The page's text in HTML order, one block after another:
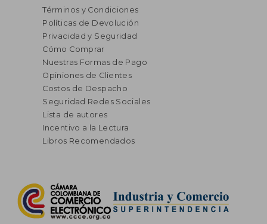
45% $ 153.074
$ 84.191
Términos y Condiciones
Políticas de Devolución
Privacidad y Seguridad
Cómo Comprar
Nuestras Formas de Pago
Opiniones de Clientes
Costos de Despacho
Seguridad Redes Sociales
Lista de autores
Incentivo a la Lectura
Libros Recomendados